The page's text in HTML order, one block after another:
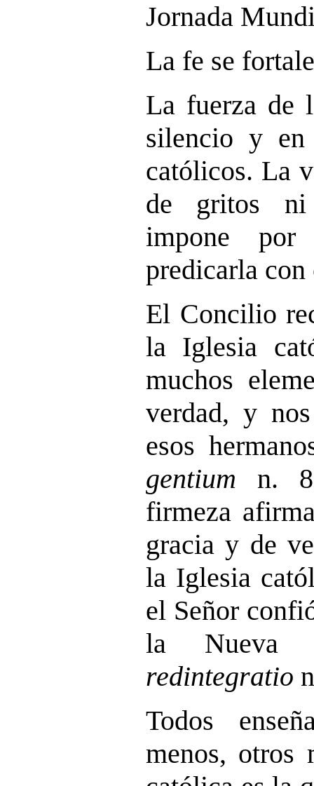
Jornada
La fe se
La fuerza de
silencio y
católicos. La
de gritos ni
impone
predicarla
El Concilio
la Iglesia
muchos
verdad, y
esos
gentium n.
firmeza
gracia y de
la Iglesia
el Señor
la Nueva
redintegratio
Todos
menos, otros